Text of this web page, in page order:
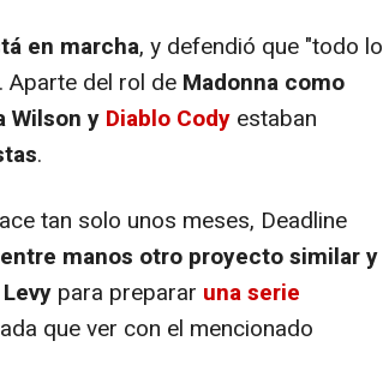
en marcha, y defendió que "todo lo
Aparte del rol de Madonna como
Wilson y Diablo Cody estaban
.
tan solo unos meses, Deadline
manos otro proyecto similar y
para preparar una serie
que ver con el mencionado